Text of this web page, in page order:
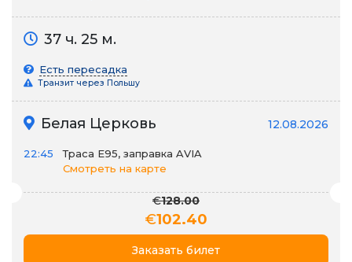
37 ч. 25 м.
Есть пересадка
Транзит через Польшу
Белая Церковь 12.08.2026
22:45
Траса E95, заправка AVIA
Смотреть на карте
€128.00
€102.40
Заказать билет